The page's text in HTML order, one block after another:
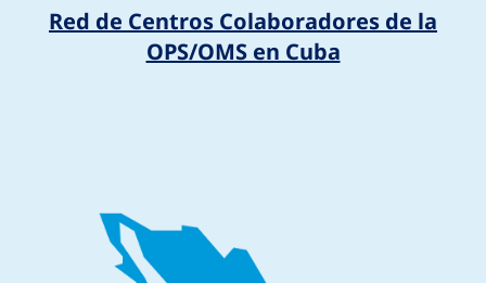
Red de Centros Colaboradores de la
OPS/OMS en Cuba